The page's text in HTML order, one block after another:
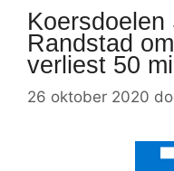
Koersdoelen
Randstad
verliest 50
26 oktober 2020